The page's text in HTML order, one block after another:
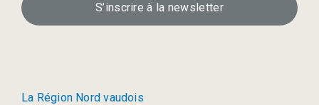
S’inscrire à la newsletter
La Région Nord vaudois